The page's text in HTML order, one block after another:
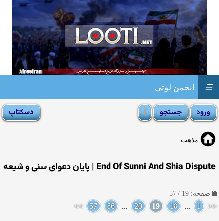
انجمن لوتی ☰
مذهب
End Of Sunni And Shia Dispute | پایان دعوای سنی و شیعه
صفحه: 19 / 57
<<
1
...
18
19
20
...
56
57
>>